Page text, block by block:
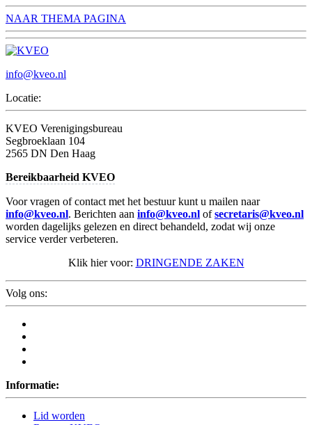
NAAR THEMA PAGINA
info@kveo.nl
Locatie:
KVEO Verenigingsbureau
Segbroeklaan 104
2565 DN Den Haag
Bereikbaarheid KVEO
Voor vragen of contact met het bestuur kunt u mailen naar
info@kveo.nl. Berichten aan info@kveo.nl ofsecretaris@kveo.nl
worden dagelijks gelezen en direct behandeld, zodat wij onze
service verder verbeteren.
Klik hier voor: DRINGENDE ZAKEN
Volg ons:
Informatie:
Lid worden